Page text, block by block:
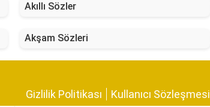
Akıllı Sözler
Akşam Sözleri
Gizlilik Politikası Kullanıcı Sözleşmesi